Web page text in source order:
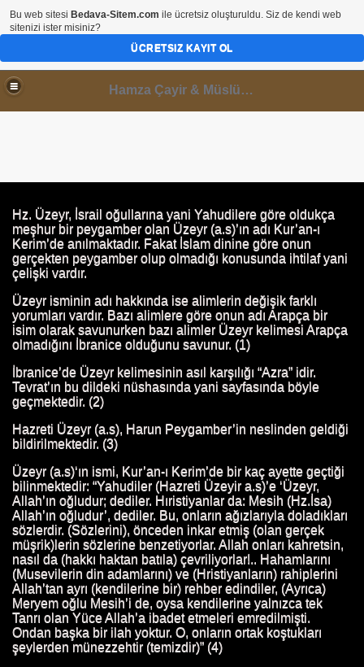
Hamza Çayir & Müslüminal Paylaşımlar
Hz. Üzeyr, İsrail oğullarına yani Yahudilere göre oldukça
meşhur bir peygamber olan Üzeyr (a.s)’ın adı Kur’an-ı
Kerim’de anılmaktadır. Fakat İslam dinine göre onun
gerçekten peygamber olup olmadığı konusunda ihtilaf yani
çelişki vardır.
Üzeyr isminin adı hakkında ise alimlerin değişik farklı
yorumları vardır. Bazı alimlere göre onun adı Arapça bir
isim olarak savunurken bazı alimler Üzeyr kelimesi Arapça
olmadığını İbranice olduğunu savunur. (1)
İbranice’de Üzeyr kelimesinin asıl karşılığı “Azra” idir.
Tevrat’ın bu dildeki nüshasında yani sayfasında böyle
geçmektedir. (2)
Hazreti Üzeyr (a.s), Harun Peygamber’in neslinden geldiği
bildirilmektedir. (3)
Üzeyr (a.s)‘ın ismi, Kur’an-ı Kerim’de bir kaç ayette geçtiği
bilinmektedir: “Yahudiler (Hazreti Üzeyir a.s)’e ‘Üzeyr,
Allah’ın oğludur; dediler. Hıristiyanlar da: Mesih (Hz.İsa)
Allah’ın oğludur’, dediler. Bu, onların ağızlarıyla doladıkları
sözlerdir. (Sözlerini), önceden inkar etmiş (olan gerçek
müşrik)lerin sözlerine benzetiyorlar. Allah onları kahretsin,
nasıl da (hakkı haktan batıla) çevriliyorlar!.. Hahamlarını
(Musevilerin din adamlarını) ve (Hristiyanların) rahiplerini
Allah’tan ayrı (kendilerine bir) rehber edindiler, (Ayrıca)
Meryem oğlu Mesih’i de, oysa kendilerine yalnızca tek
Tanrı olan Yüce Allah’a ibadet etmeleri emredilmişti.
Ondan başka bir ilah yoktur. O, onların ortak koştukları
şeylerden münezzehtir (temizdir)” (4)
Bu web sitesi Bedava-Sitem.com ile ücretsiz oluşturuldu. Siz de kendi web
sitenizi ister misiniz?
ÜCRETSIZ KAYIT OL